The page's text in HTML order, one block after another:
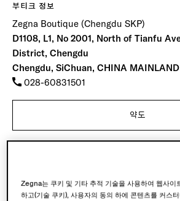
부티크 정보
Zegna Boutique (Chengdu SKP)
D1108, L1, No 2001, North of Tianfu
District, Chengdu
Chengdu, SiChuan, CHINA MAINLAND
028-60831501
약도
오늘
Zegna는 쿠키 및 기타 추적 기술을 사용하여 웹사이
하고(기술 쿠키), 사용자의 동의 하에 콘텐츠를 커스